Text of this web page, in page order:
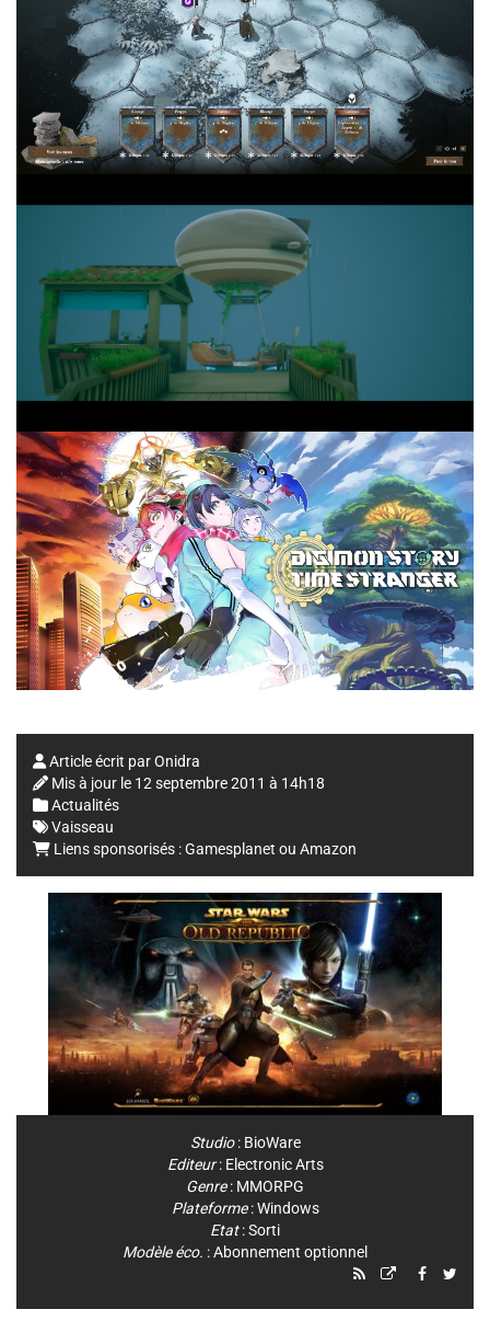
Article écrit parOnidra
Mis à jour le 12 septembre 2011 à 14h18
Actualités
Vaisseau
Liens sponsorisés :Gamesplanet ou Amazon
Studio: BioWare
Editeur: Electronic Arts
Genre: MMORPG
Plateforme:Windows
Etat: Sorti
Modèle éco. : Abonnement optionnel